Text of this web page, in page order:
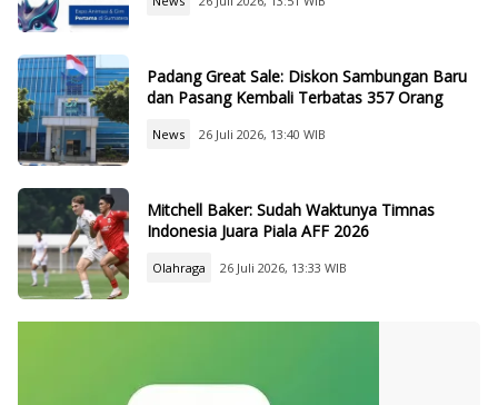
Padang Great Sale: Diskon Sambungan Baru
dan Pasang Kembali Terbatas 357 Orang
News 26 Juli 2026, 13:40 WIB
Mitchell Baker: Sudah Waktunya Timnas
Indonesia Juara Piala AFF 2026
Olahraga 26 Juli 2026, 13:33 WIB